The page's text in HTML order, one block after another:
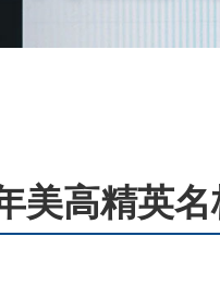
美高精英名